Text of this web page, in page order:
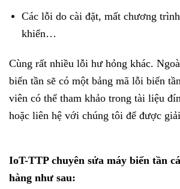
Các lỗi do cài đặt, mất chương
khiển…
Cùng rất nhiều lỗi hư hỏng khác.
biến tần sẽ có một bảng mã lỗi biến
viên có thể tham khảo trong tài liệu
hoặc liên hệ với chúng tôi để được
IoT-TTP chuyên sửa máy biến tần
hàng như sau: